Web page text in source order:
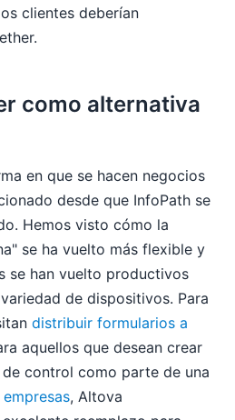
clientes deberían
como alternativa
en que se hacen negocios
desde que InfoPath se
Hemos visto cómo la
se ha vuelto más flexible y
se han vuelto productivos
de dispositivos. Para
distribuir formularios a
aquellos que desean crear
control como parte de una
, Altova